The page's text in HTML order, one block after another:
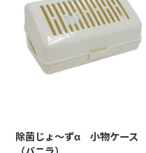
除菌じょ～ずα 小物ケース